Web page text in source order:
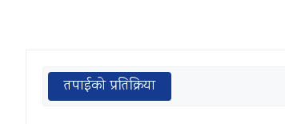
तपाईको प्रतिक्रिया